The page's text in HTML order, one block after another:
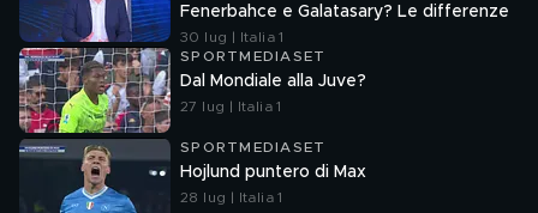
Fenerbahce e Galatasary? Le differenze
30 lug | Italia 1
SPORTMEDIASET
Dal Mondiale alla Juve?
27 lug | Italia 1
SPORTMEDIASET
Hojlund puntero di Max
28 lug | Italia 1